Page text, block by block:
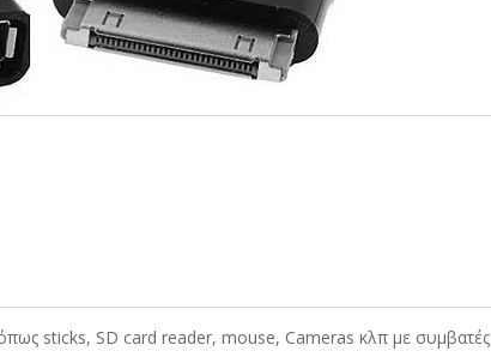
sticks, SD card reader, mouse, Cameras κλπ με συμβατές